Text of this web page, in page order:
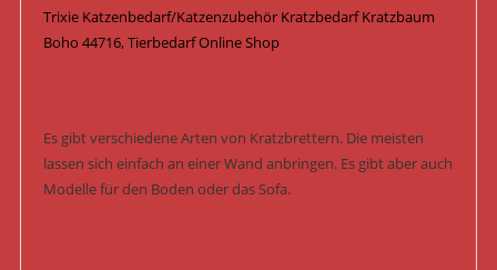
Trixie Katzenbedarf/Katzenzubehör Kratzbedarf Kratzbaum
Boho 44716, Tierbedarf Online Shop
Es gibt verschiedene Arten von Kratzbrettern. Die meisten
lassen sich einfach an einer Wand anbringen. Es gibt aber auch
Modelle für den Boden oder das Sofa.